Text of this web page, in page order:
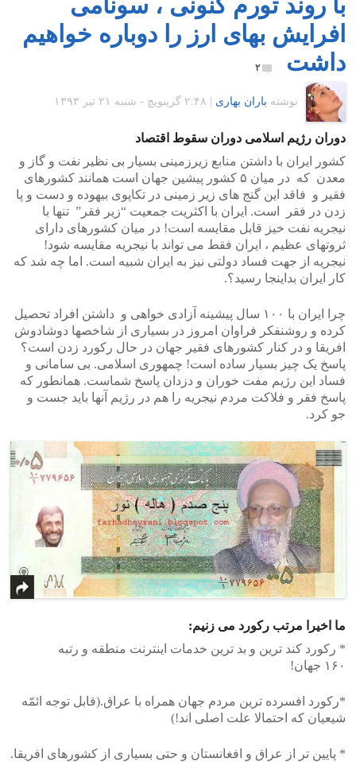
افرایش بهای ارز را دوباره خواهیم
داشت
۲
نوشته باران بهاری ۲:۴۸ گرينويچ - شنبه ۲۱ تیر ۱۳۹۳
دوران رژیم اسلامی دوران سقوط اقتصاد
کشور ایران با داشتن منابع زیرزمینی بسیار بی نظیر نفت و گاز و
معدن که در میان ۵ کشور پیشین جهان است همانند کشورهای
فقیر و فاقد این گنج های زیر زمینی در تکاپوی بیهوده و دست و پا
زدن در فقر است. ایران با اکثریت جمعیت “زیر فقر” تنها با
نیجریه نفت خیز قابل مقایسه است! در میان کشورهای دارای
ثروتهای عظیم ، ایران فقط می تواند با نیجریه مقایسه شود!
نیجریه از جهت فساد دولتی نیز به ایران شبیه است. اما چه شد که
کار ایران بداینجا رسید؟.
چرا ایران با ۱۰۰ سال پیشینه آزادی خواهی و داشتن افراد تحصیل
کرده و روشنفکر فراوان امروز در بسیاری از شاخصها دوشادوش
افریقا و در کنار کشورهای فقیر جهان در حال رکورد زدن است؟
پاسخ یک چیز بسیار ساده است! چمهوری اسلامی. بی سامانی و
فساد این رژیم مفت خوران و دزدان پاسخ شماست. همانطور که
پاسخ فقر و فلاکت مردم نیجریه را هم در رژیم آنها باید جست و
جو کرد.
ما اخیرا مرتب رکورد می زنیم:
* رکورد کند ترین و بد ترین خدمات اینترنت منطقه و رتبه
۱۶۰ جهان!
*رکورد افسرده ترین مردم جهان همراه با عراق.(قابل توجه ائمّه
شیعیان که احتمالا علت اصلی اند!)
* پایین تر از عراق و افغانستان و حتی بسیاری از کشورهای افریقا.